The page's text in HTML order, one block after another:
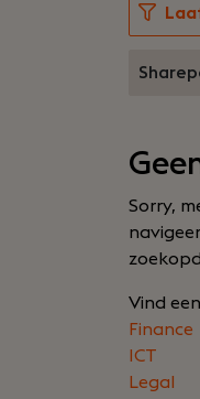
Sorry,
Vind
Finance
ICT
Legal